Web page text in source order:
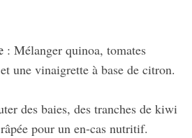
: Mélanger quinoa, tomates
une vinaigrette à base de citron.
des baies, des tranches de kiwi
pour un en-cas nutritif.